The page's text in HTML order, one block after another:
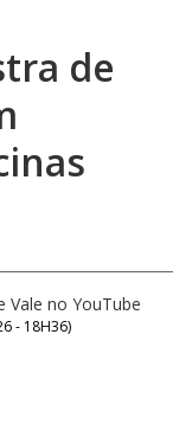
de
Vale no YouTube
- 18H36)